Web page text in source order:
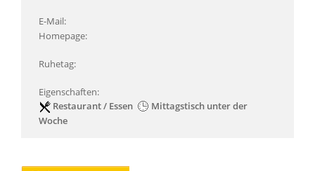
E-Mail:
Homepage:
Ruhetag:
Eigenschaften:
Restaurant / Essen
Mittagstisch unter der
Woche